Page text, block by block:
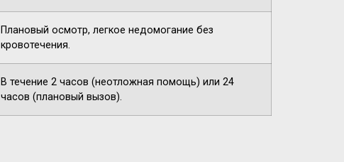
Плановый осмотр, легкое недомогание без
кровотечения.
В течение 2 часов (неотложная помощь) или 24
часов (плановый вызов).